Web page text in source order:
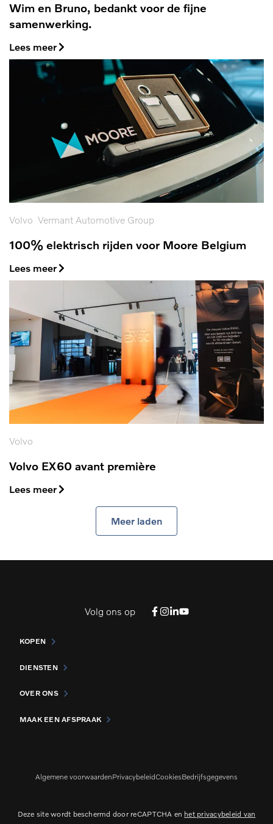
Wim en Bruno, bedankt voor de fijne
samenwerking.
Lees meer
Volvo Vermant Automotive Group
100% elektrisch rijden voor Moore Belgium
Lees meer
Volvo
Volvo EX60 avant première
Lees meer
Meer laden
Volg ons op
KOPEN
DIENSTEN
OVER ONS
MAAK EEN AFSPRAAK
Algemene voorwaardenPrivacybeleidCookiesBedrijfsgegevens
Deze site wordt beschermd door reCAPTCHA en het privacybeleid van